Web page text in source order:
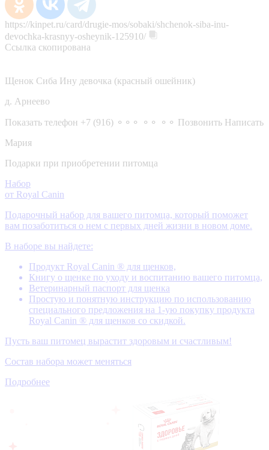
https://kinpet.ru/card/drugie-mos/sobaki/shchenok-siba-inu-
devochka-krasnyy-osheynik-125910/
Ссылка скопирована
Щенок Сиба Ину девочка (красный ошейник)
д. Арнеево
Показать телефон +7 (916) ⚬⚬⚬ ⚬⚬ ⚬⚬ Позвонить Написать
Мария
Подарки при приобретении питомца
Набор
от Royal Canin
Подарочный набор для вашего питомца, который поможет
вам позаботиться о нем с первых дней жизни в новом доме.
В наборе вы найдете:
Продукт Royal Canin ® для щенков,
Книгу о щенке по уходу и воспитанию вашего питомца,
Ветеринарный паспорт для щенка
Простую и понятную инструкцию по использованию
специального предложения на 1-ую покупку продукта
Royal Canin ® для щенков со скидкой.
Пусть ваш питомец вырастит здоровым и счастливым!
Состав набора может меняться
Подробнее